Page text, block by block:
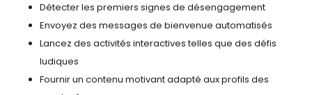
Détecter les premiers signes de désengagement
Envoyez des messages de bienvenue automatisés
Lancez des activités interactives telles que des défis
ludiques
Fournir un contenu motivant adapté aux profils des